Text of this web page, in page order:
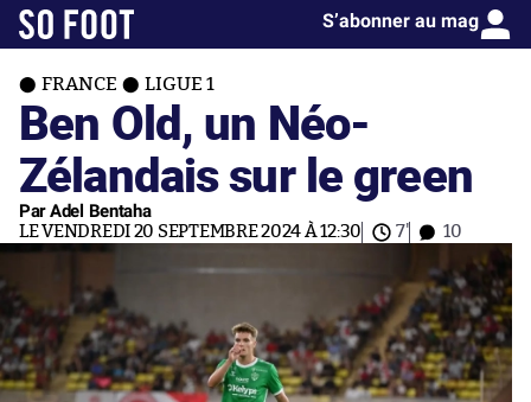
S’abonner au mag
FRANCE LIGUE 1
Ben Old, un Néo-
Zélandais sur le green
Par Adel Bentaha
LE VENDREDI 20 SEPTEMBRE 2024 À 12:30 7' 10